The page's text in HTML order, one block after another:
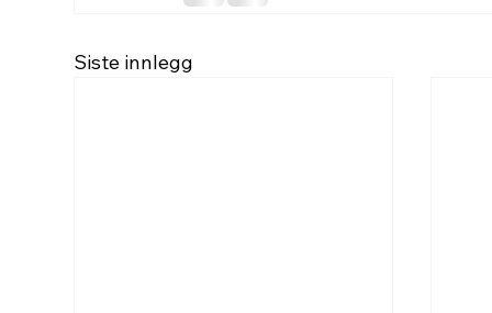
Siste innlegg